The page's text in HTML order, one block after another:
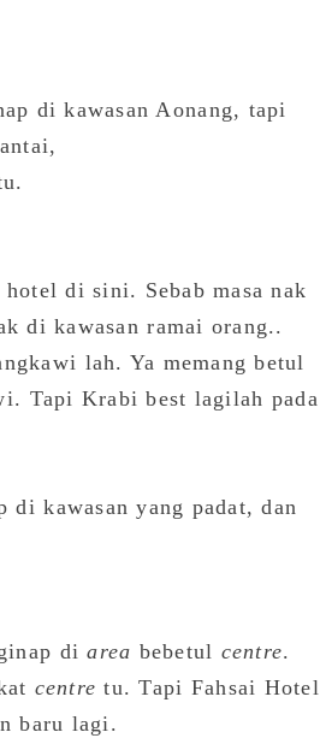
di kawasan Aonang, tapi
di sini. Sebab masa nak
di kawasan ramai orang..
lah. Ya memang betul
Tapi Krabi best lagilah pada
di kawasan yang padat, dan
diarea bebetul centre.
centre tu. Tapi Fahsai Hotel
baru lagi.